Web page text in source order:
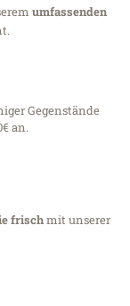
umfassenden
Gegenstände
an.
frischmit unserer